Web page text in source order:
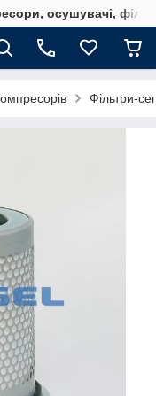
осушувачі,
Фільтри-